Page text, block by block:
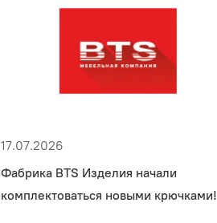
17.07.2026
Фабрика BTS Изделия начали
комплектоваться новыми крючками!